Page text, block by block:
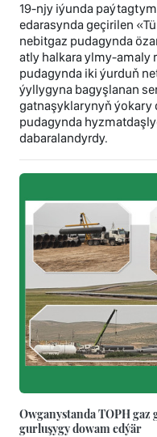
19-njy iýunda
edarasynda geçirilen
nebitgaz pudagynda
atly halkara ylmy-amaly
pudagynda iki ýurduň
ýyllygyna bagyşlanan
gatnaşyklarynyň ýokary
pudagynda
dabaralandyrdy.
Owganystanda TOPH
gurluşygy dowam edýär